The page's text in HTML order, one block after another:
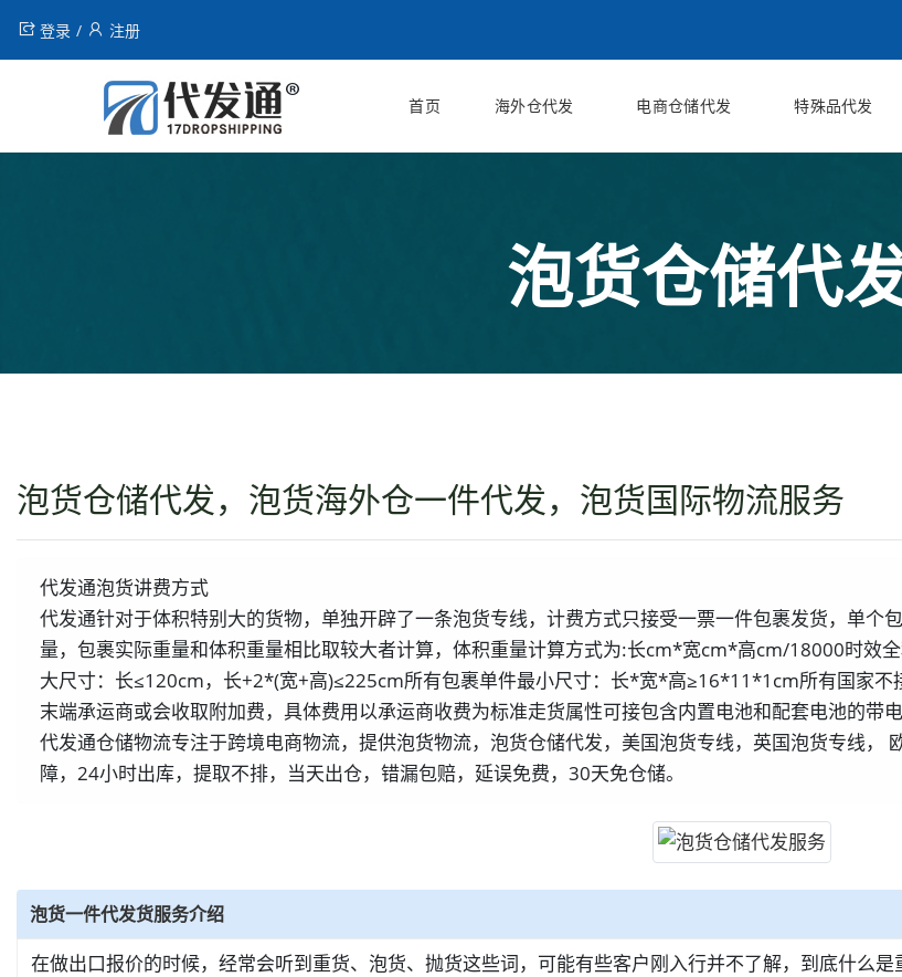
登录 注册
首页 海外仓代发 电商仓储代发 特殊品代发
泡货仓储代
泡货仓储代发，泡货海外仓一件代发，泡货国际物流服务
代发通泡货讲费方式
代发通针对于体积特别大的货物，单独开辟了一条泡货专线，计费方式只接受一票一件包裹发货，单
量，包裹实际重量和体积重量相比取较大者计算，体积重量计算方式为:长cm*宽cm*高cm/18000时效
大尺寸：长≤120cm，长+2*(宽+高)≤225cm所有包裹单件最小尺寸：长*宽*高≥16*11*1cm所有国家不
末端承运商或会收取附加费，具体费用以承运商收费为标准走货属性可接包含内置电池和配套电池的带电
代发通仓储物流专注于跨境电商物流，提供泡货物流，泡货仓储代发，美国泡货专线，英国泡货专线
障，24小时出库，提取不排，当天出仓，错漏包赔，延误免费，30天免仓储。
泡货一件代发货服务介绍
在做出口报价的时候，经常会听到重货、泡货、抛货这些词，可能有些客户刚入行并不了解，到底什么是